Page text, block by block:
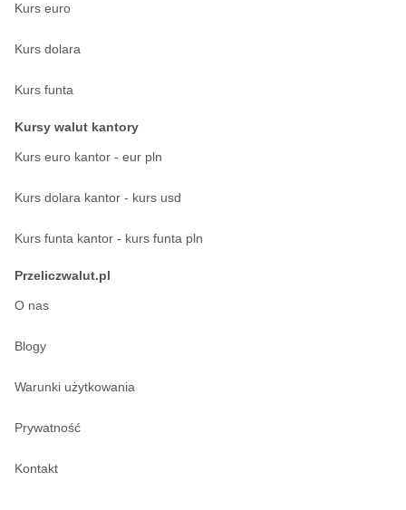
Kurs euro
Kurs dolara
Kurs funta
Kursy walut kantory
Kurs euro kantor - eur pln
Kurs dolara kantor - kurs usd
Kurs funta kantor - kurs funta pln
Przeliczwalut.pl
O nas
Blogy
Warunki użytkowania
Prywatność
Kontakt